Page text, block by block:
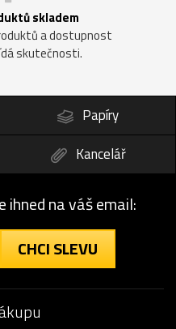
skladem
a dostupnost
skutečnosti.
Papíry
Kancelář
ihned na váš email:
CHCI SLEVU